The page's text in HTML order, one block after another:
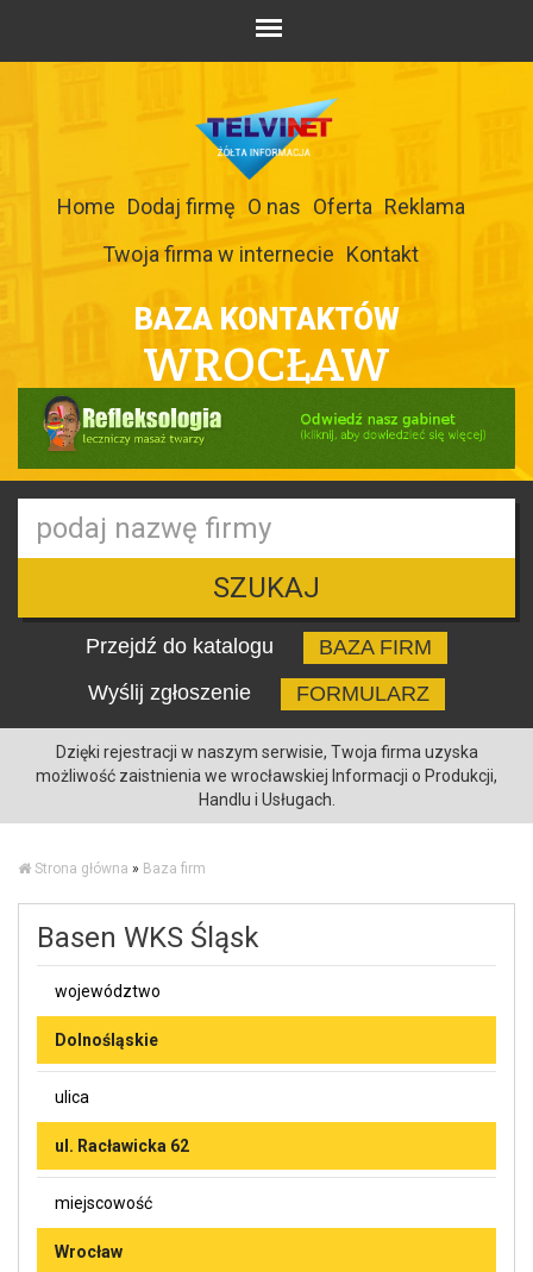
Home Dodaj firmę O nas Oferta Reklama
Twoja firma w internecie Kontakt
BAZA KONTAKTÓW
WROCŁAW
SZUKAJ
Przejdź do katalogu
BAZA FIRM
Wyślij zgłoszenie
FORMULARZ
Dzięki rejestracji w naszym serwisie, Twoja firma uzyska
możliwość zaistnienia we wrocławskiej Informacji o Produkcji,
Handlu i Usługach.
Strona główna » Baza firm
Basen WKS Śląsk
województwo
Dolnośląskie
ulica
ul. Racławicka 62
miejscowość
Wrocław